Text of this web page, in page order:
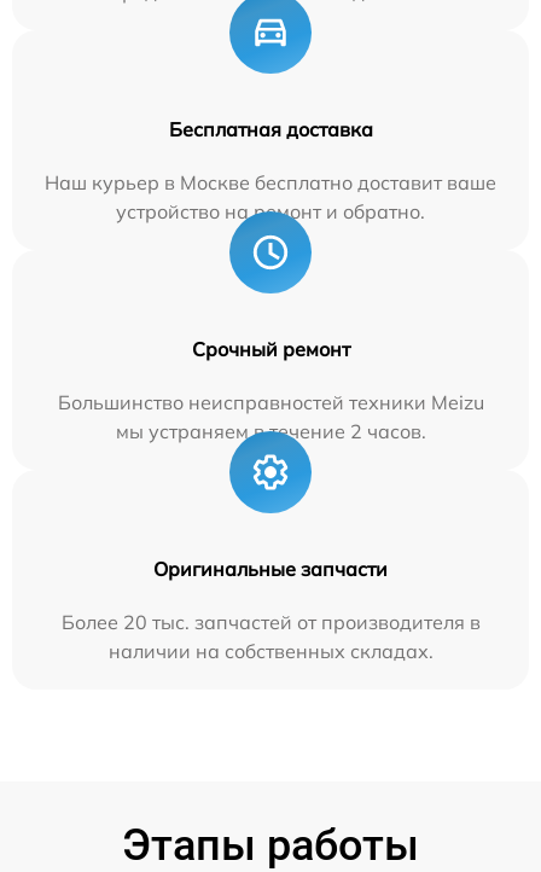
Бесплатная доставка
Наш курьер в Москве бесплатно доставит ваше
устройство на ремонт и обратно.
Срочный ремонт
Большинство неисправностей техники Meizu
мы устраняем в течение 2 часов.
Оригинальные запчасти
Более 20 тыс. запчастей от производителя в
наличии на собственных складах.
Этапы работы